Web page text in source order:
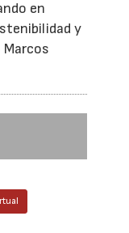
en
y
Marcos